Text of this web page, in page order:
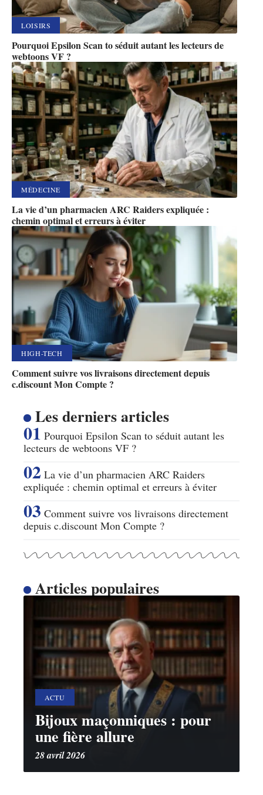
LOISIRS
Pourquoi Epsilon Scan to séduit autant les lecteurs de
webtoons VF ?
MÉDECINE
La vie d’un pharmacien ARC Raiders expliquée :
chemin optimal et erreurs à éviter
HIGH-TECH
Comment suivre vos livraisons directement depuis
c.discount Mon Compte ?
Les derniers articles
Pourquoi Epsilon Scan to séduit autant les
lecteurs de webtoons VF ?
La vie d’un pharmacien ARC Raiders
expliquée : chemin optimal et erreurs à éviter
Comment suivre vos livraisons directement
depuis c.discount Mon Compte ?
Articles populaires
ACTU
Bijoux maçonniques : pour
une fière allure
28 avril 2026